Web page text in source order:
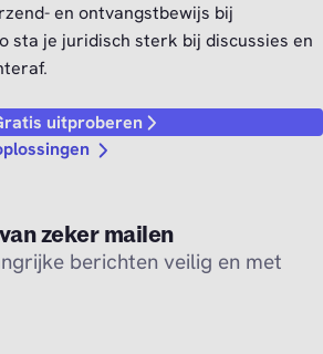
en ontvangstbewijs bij
sta je juridisch sterk bij discussies en
uitproberen
zeker mailen
berichten veilig en met